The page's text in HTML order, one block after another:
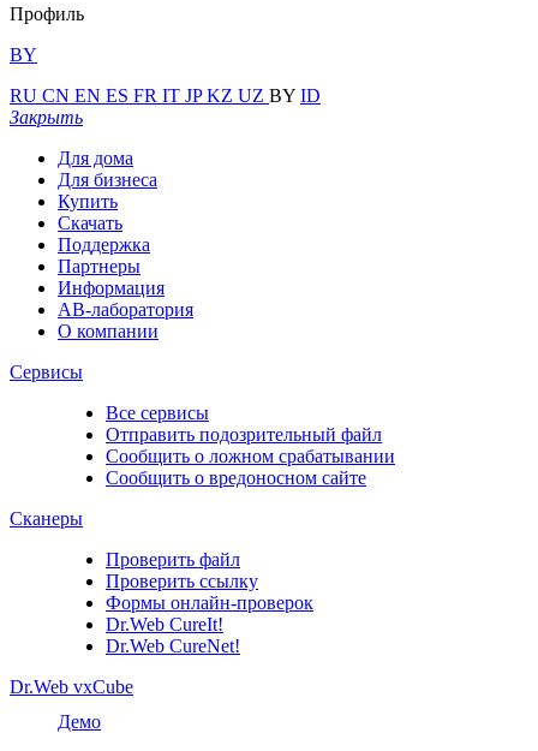
Профиль
BY
RU CN EN ES FR IT JPKZ UZ BY ID
Закрыть
Для дома
Для бизнеса
Купить
Скачать
Поддержка
Партнеры
Информация
АВ-лаборатория
О компании
Сервисы
Все сервисы
Отправить подозрительный файл
Сообщить о ложном срабатывании
Сообщить о вредоносном сайте
Сканеры
Проверить файл
Проверить ссылку
Формы онлайн-проверок
Dr.Web CureIt!
Dr.Web CureNet!
Dr.Web vxCube
Демо